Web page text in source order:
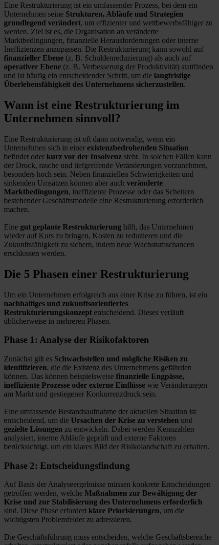
Eine Restrukturierung ist ein umfassender Prozess, bei dem ein
Unternehmen seine Strukturen, Abläufe und Strategien
grundlegend verändert, um effizienter und wettbewerbsfähiger zu
werden. Ziel ist es, die Organisation an veränderte
Marktbedingungen, finanzielle Herausforderungen oder interne
Ineffizienzen anzupassen. Die Restrukturierung kann sowohl auf
finanzieller Ebene (z. B. Schuldenreduzierung) als auch auf
operativer Ebene (z. B. Verbesserung der Produktivität) stattfinden
und ist häufig ein entscheidender Schritt, um die langfristige
Überlebensfähigkeit des Unternehmens sicherzustellen.
Wann ist eine Restrukturierung im
Unternehmen sinnvoll?
Eine Restrukturierung ist oft dann notwendig, wenn ein
Unternehmen sich in einer existenzbedrohenden Situation
befindet oder kurz vor der Insolvenz steht. In solchen Fällen kann
der Druck, rasche und tiefgreifende Veränderungen vorzunehmen,
besonders hoch sein. Neben finanziellen Schwierigkeiten und
sinkenden Umsätzen können aber auch veränderte
Marktbedingungen, ineffiziente Prozesse oder das Scheitern
bestehender Geschäftsmodelle eine Restrukturierung erforderlich
machen.
Eine gut geplante Restrukturierung hilft, das Unternehmen
wieder auf Kurs zu bringen, Kosten zu reduzieren und die
Zukunftsfähigkeit zu sichern, indem neue Wachstumschancen
erschlossen werden.
Die 5 Phasen einer Restrukturierung
Um ein Unternehmen erfolgreich aus einer Krise zu führen, ist ein
nachhaltiges und zukunftsorientiertes
Restrukturierungskonzept entscheidend. Dieses verläuft
üblicherweise in mehreren Phasen.
Phase 1: Analyse der Risikofaktoren
Zunächst gilt es Schwachstellen und mögliche Risiken zu
identifizieren, die die Existenz des Unternehmens gefährden
können. Das können beispielsweise finanzielle Engpässe,
ineffiziente Prozesse oder externe Einflüsse wie Veränderungen
am Markt und gestiegener Konkurrenzdruck sein.
Eine umfassende Bestandsaufnahme der aktuellen Situation ist
entscheidend, um die Ursachen der Krise zu verstehen und
gezielte Lösungen zu entwickeln. Dabei werden Kennzahlen
analysiert, interne Abläufe geprüft und externe Faktoren
berücksichtigt, um ein klares Bild der Risikolandschaft zu erhalten.
Phase 2: Entscheidungsfindung
Auf Basis der Analyseergebnisse müssen konkrete Entscheidungen
getroffen werden, welche Maßnahmen zur Bewältigung der
Krise und zur Stabilisierung des Unternehmens erforderlich
sind. Diese Phase erfordert klare Priorisierungen, um die
wichtigsten Problemfelder zu adressieren.
Die Geschäftsführung muss entscheiden, welche Geschäftsbereiche